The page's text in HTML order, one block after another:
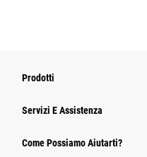
Prodotti
Servizi E Assistenza
Come Possiamo Aiutarti?